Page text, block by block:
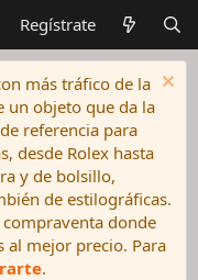
Regístrate
más tráfico de la
un objeto que da la
referencia para
desde Rolex hasta
y de bolsillo,
de estilográficas.
donde
al mejor precio. Para
.